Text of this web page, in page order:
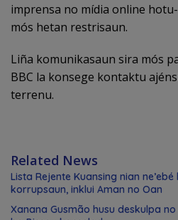
imprensa no mídia online
mós hetan restrisaun.
Liña komunikasaun sira mós
BBC la konsege kontaktu
terrenu.
Related News
Lista Rejente Kuansing nian
korrupsaun, inklui Aman no Oan
Xanana Gusmão husu deskulpa